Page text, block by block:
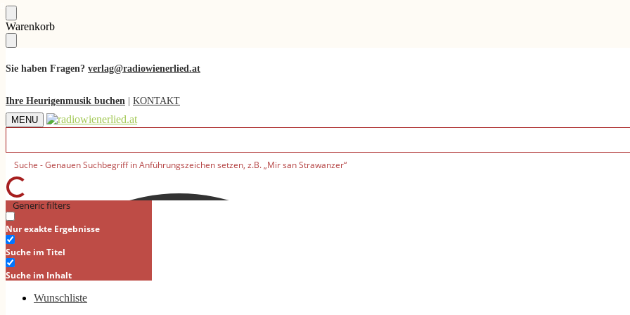
Skip
to
navigation
Skip
to
content
Warenkorb
Sie haben Fragen? verlag@radiowienerlied.at
Ihre Heurigenmusik buchen
KONTAKT
MENU
Generic filters
Nur exakte Ergebnisse
Suche im Titel
Suche im Inhalt
Wunschliste